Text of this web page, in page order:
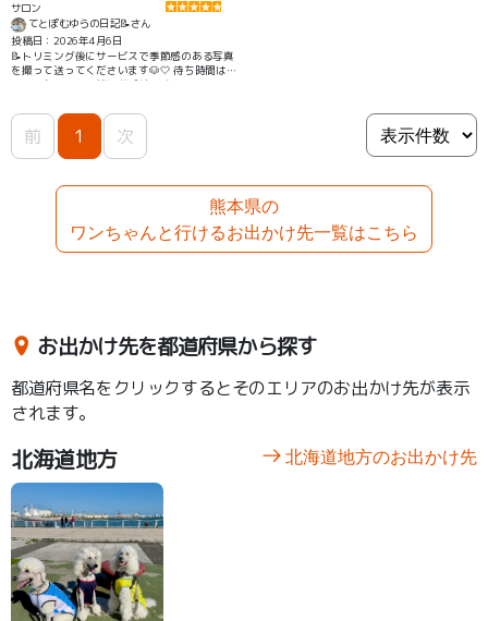
サロン
てとぽむゆらの日記📝さん
投稿日：2026年4月6日
📝トリミング後にサービスで季節感のある写真
を撮って送ってくださいます🐶🤍 待ち時間は他
のわんちゃんと一緒に遊ばせてくれるので、わ
前 1 次
熊本県の
ワンちゃんと行けるお出かけ先一覧はこちら
お出かけ先を都道府県から探す
都道府県名をクリックするとそのエリアのお出かけ先が表示
されます。
北海道地方 北海道地方のお出かけ先